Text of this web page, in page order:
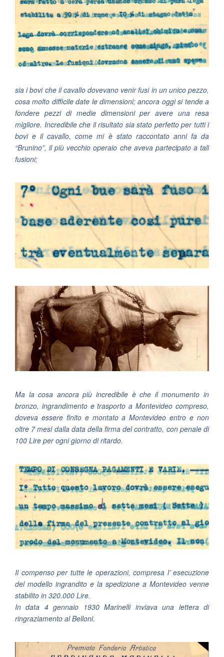
sia i bovi che il cavallo dovevano venir fusi in un unico pezzo,
cosa molto difficile date le dimensioni; ancora oggi si tende a
fondere pezzi di medie dimensioni per avere una resa
migliore. Incredibile che il risultato sia stato perfetto per tutti i
bovi e il cavallo, come mi è stato raccontato anni fa da
“Brunino”, il più vecchio operaio che aveva partecipato a tali
fusioni;
Ma la cosa ancora più incredibile è che il monumento in
bronzo, ingrandimento e trasporto a Montevideo compreso,
doveva essere finito e montato a Montevideo entro e non
oltre 7 mesi dalla data della firma del contratto, con penale di
100 Lire per ogni giorno di ritardo.
Il compenso per tutte le operazioni, compresa l’ esecuzione
del modello ingrandito e la spedizione a Montevideo venne
stabilito in 320.000 Lire.
In data 4 gennaio 1930 Marinelli inviava una lettera di
ringraziamento al Belloni.